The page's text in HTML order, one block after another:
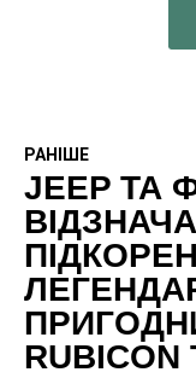
РАНІШЕ
JEEP ТА
RUBICON